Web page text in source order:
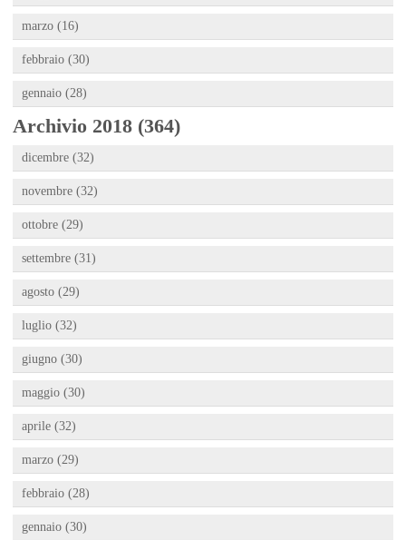
marzo (16)
febbraio (30)
gennaio (28)
Archivio 2018 (364)
dicembre (32)
novembre (32)
ottobre (29)
settembre (31)
agosto (29)
luglio (32)
giugno (30)
maggio (30)
aprile (32)
marzo (29)
febbraio (28)
gennaio (30)